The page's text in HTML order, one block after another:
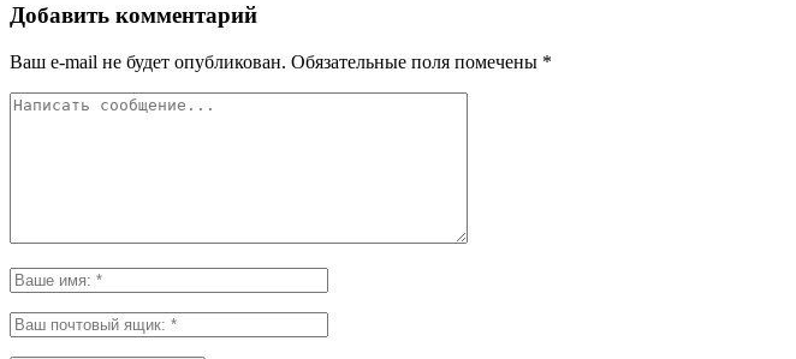
Добавить комментарий
Ваш e-mail не будет опубликован. Обязательные поля помечены *